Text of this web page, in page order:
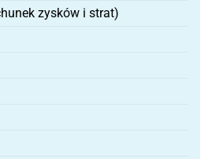
zysków i strat)